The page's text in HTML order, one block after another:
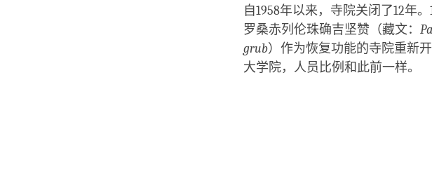
自1958年以来，寺院关闭了12年
罗桑赤列伦珠确吉坚赞（藏文：
grub）作为恢复功能的寺院重新
大学院，人员比例和此前一样。